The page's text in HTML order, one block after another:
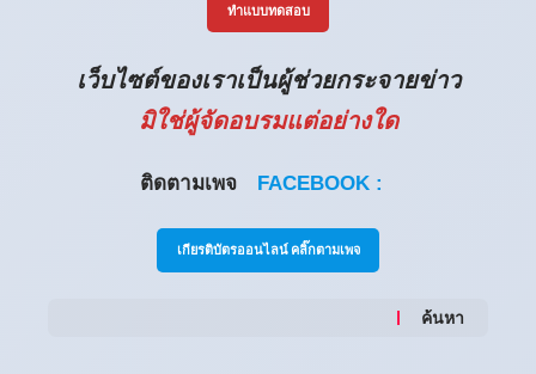
ทำแบบทดสอบ
เว็บไซต์ของเราเป็นผู้ช่วยกระจายข่าว
มิใช่ผู้จัดอบรมแต่อย่างใด
ติดตามเพจ FACEBOOK :
เกียรติบัตรออนไลน์ คลิ๊กตามเพจ
ค้นหา